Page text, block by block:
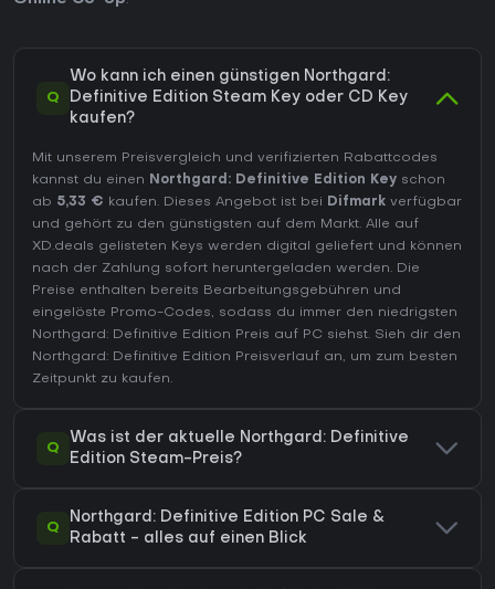
Q
Wo kann ich einen günstigen Northgard:
Definitive Edition Steam Key oder CD Key
kaufen?
Mit unserem Preisvergleich und verifizierten Rabattcodes
kannst du einen
Northgard: Definitive Edition Key schon
ab 5,33 € kaufen. Dieses Angebot ist bei Difmark verfügbar
und gehört zu den günstigsten auf dem Markt. Alle auf
XD.deals gelisteten Keys werden digital geliefert und können
nach der Zahlung sofort heruntergeladen werden. Die
Preise enthalten bereits Bearbeitungsgebühren und
eingelöste Promo-Codes, sodass du immer den niedrigsten
Northgard: Definitive Edition Preis auf PC siehst. Sieh dir den
Northgard: Definitive Edition Preisverlauf an, um zum besten
Zeitpunkt zu kaufen.
Q
Was ist der aktuelle Northgard: Definitive
Edition Steam-Preis?
Q
Northgard: Definitive Edition PC Sale &
Rabatt - alles auf einen Blick